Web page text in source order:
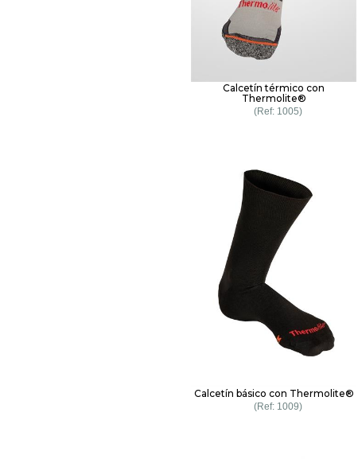
Calcetín térmico con
Thermolite®
1005
Calcetín básico con Thermolite®
1009